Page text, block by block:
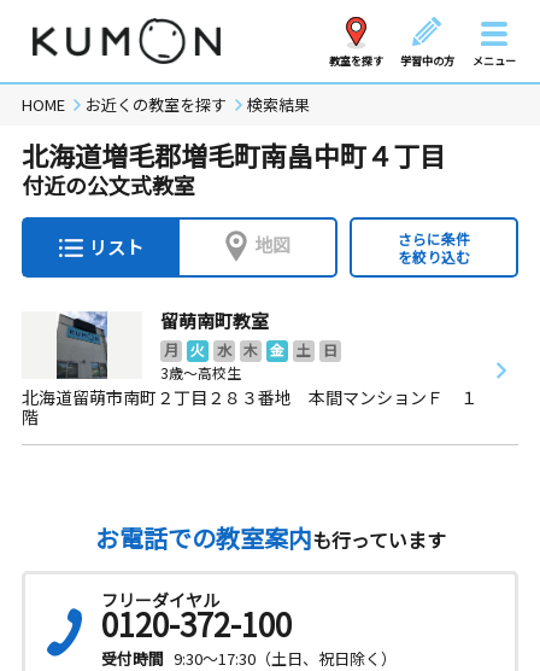
教室を探す 学習中の方 メニュー
HOME お近くの教室を探す 検索結果
北海道増毛郡増毛町南畠中町４丁目
付近の公文式教室
リスト 地図
さらに条件
を絞り込む
留萌南町教室
月 火 水 木 金 土
日
3歳～高校生
北海道留萌市南町２丁目２８３番地 本間マンションＦ １
階
お電話での教室案内も行っています
フリーダイヤル
0120-372-100
受付時間 9:30～17:30（土日、祝日除く）